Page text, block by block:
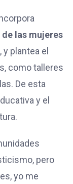
las mujeres
, y plantea el
como talleres
De esta
y el
pero
yo me